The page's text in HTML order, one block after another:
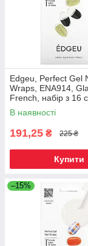
Edgeu, Perfect Gel
Wraps, ENA914,
French, набір з 16
Київ
В наявності
191,25 ₴ 225 ₴
Купити
–15%